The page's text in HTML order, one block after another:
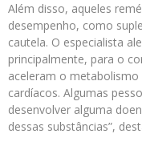
Além disso, aqueles
desempenho, como
cautela. O especialista
principalmente, para o
aceleram o
cardíacos. Algumas
desenvolver alguma
dessas substâncias”,